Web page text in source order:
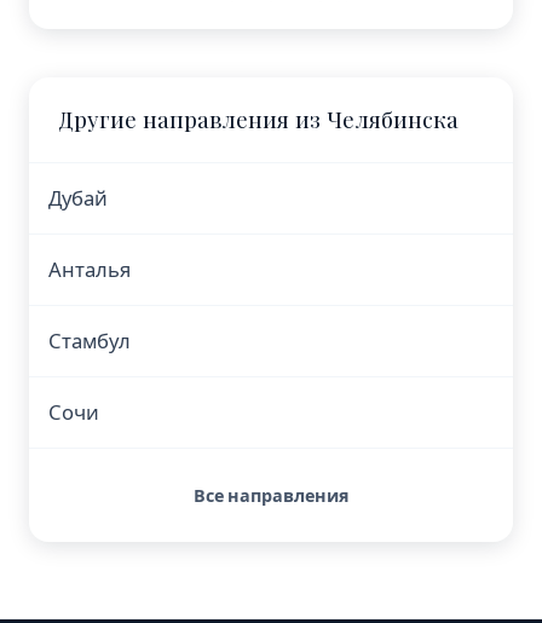
Другие направления из Челябинска
Дубай
Анталья
Стамбул
Сочи
Все направления